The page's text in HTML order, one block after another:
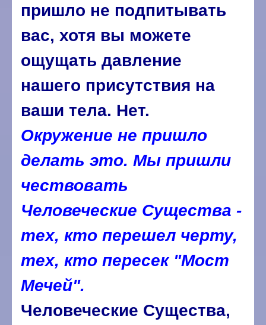
пришло не подпитывать
вас, хотя вы можете
ощущать давление
нашего присутствия на
ваши тела. Нет.
Окружение не пришло
делать это. Мы пришли
чествовать
Человеческие Существа -
тех, кто перешел черту,
тех, кто пересек "Мост
Мечей".
Человеческие Существа,